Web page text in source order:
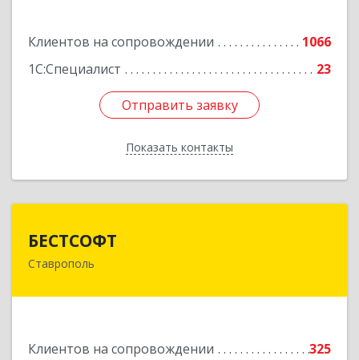
Клиентов на сопровождении
1066
1С:Специалист
23
Отправить заявку
Показать контакты
Отправить заявку
Назад
БЕСТСОФТ
Ставрополь
Клиентов на сопровождении
325
355011, Ставропольский край, Ставрополь г,